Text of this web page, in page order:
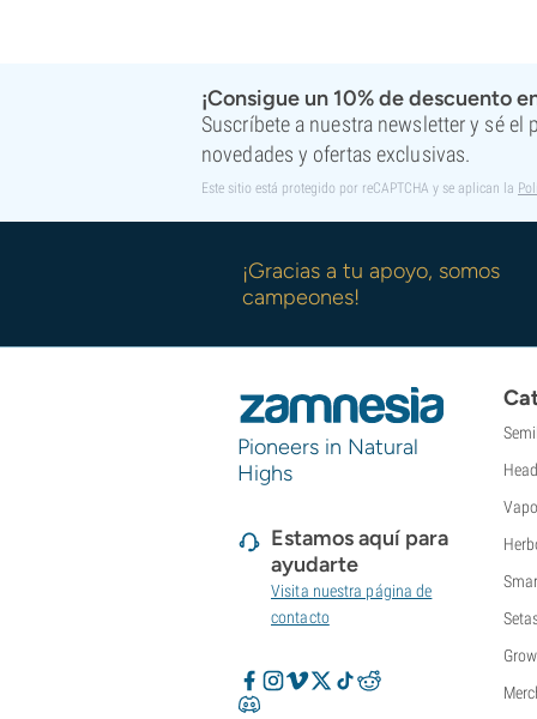
¡Consigue un 10% de descuento
Suscríbete a nuestra newsletter y sé el
novedades y ofertas exclusivas.
Este sitio está protegido por reCAPTCHA y se aplican la
¡Gracias a tu apoyo, somos
campeones!
Pioneers in Natural
Highs
Estamos aquí para
ayudarte
Visita nuestra página de
contacto